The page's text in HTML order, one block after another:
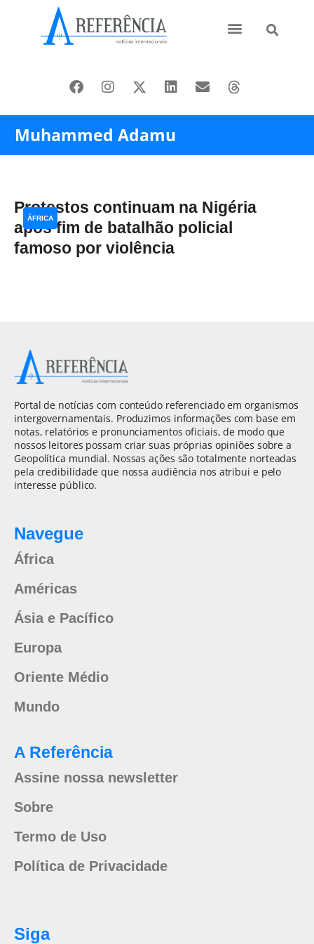
Muhammed Adamu
Protestos continuam na Nigéria
após fim de batalhão policial
famoso por violência
ÁFRICA
Portal de notícias com conteúdo referenciado em organismos
intergovernamentais. Produzimos informações com base em
notas, relatórios e pronunciamentos oficiais, de modo que
nossos leitores possam criar suas próprias opiniões sobre a
Geopolítica mundial. Nossas ações são totalmente norteadas
pela credibilidade que nossa audiência nos atribui e pelo
interesse público.
Navegue
África
Américas
Ásia e Pacífico
Europa
Oriente Médio
Mundo
A Referência
Assine nossa newsletter
Sobre
Termo de Uso
Política de Privacidade
Siga